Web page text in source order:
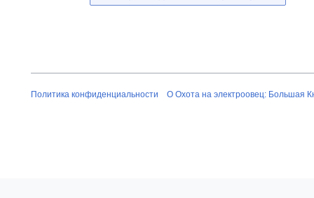
Политика конфиденциальности О Охота на электроовец: Большая